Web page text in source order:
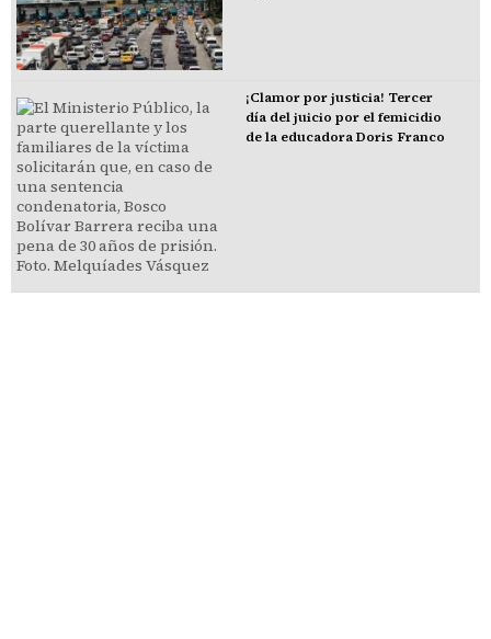
¡Clamor por justicia! Tercer
día del juicio por el femicidio
de la educadora Doris Franco